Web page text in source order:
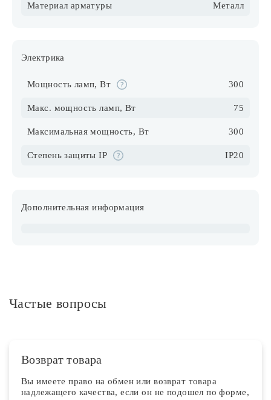
Материал арматуры Металл
Электрика
Мощность ламп, Вт 300
Макс. мощность ламп, Вт 75
Максимальная мощность, Вт 300
Степень защиты IP IP20
Дополнительная информация
Частые вопросы
Возврат товара
Вы имеете право на обмен или возврат товара
надлежащего качества, если он не подошел по форме,